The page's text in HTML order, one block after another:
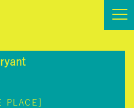
PLACE]